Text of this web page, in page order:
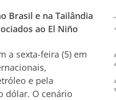
Brasil e na Tailândia
ao El Niño
a sexta-feira (5) em
e pela
dólar. O cenário